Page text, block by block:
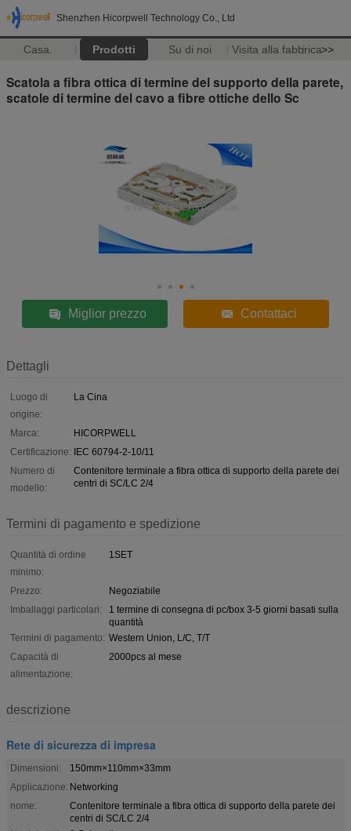
Shenzhen Hicorpwell Technology Co., Ltd
Casa. Prodotti Su di noi Visita alla fabbrica>>
Scatola a fibra ottica di termine del supporto della parete,
scatole di termine del cavo a fibre ottiche dello Sc
Miglior prezzo Contattaci
Dettagli
Luogo di
origine:
La Cina
Marca:
HICORPWELL
Certificazione: IEC 60794-2-10/11
Numero di
modello:
Contenitore terminale a fibra ottica di supporto della parete dei
centri di SC/LC 2/4
Termini di pagamento e spedizione
Quantità di ordine
minimo:
1SET
Prezzo:
Negoziabile
Imballaggi particolari:
1 termine di consegna di pc/box 3-5 giorni basati sulla
quantità
Termini di pagamento: Western Union, L/C, T/T
Capacità di
alimentazione:
2000pcs al mese
descrizione
Rete di sicurezza di impresa
Dimensioni:
150mm×110mm×33mm
Applicazione: Networking
nome:
Contenitore terminale a fibra ottica di supporto della parete dei
centri di SC/LC 2/4